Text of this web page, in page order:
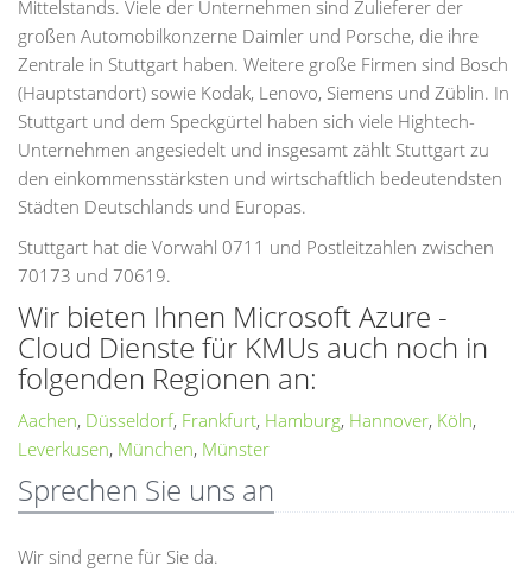
Mittelstands. Viele der Unternehmen sind Zulieferer der
großen Automobilkonzerne Daimler und Porsche, die ihre
Zentrale in Stuttgart haben. Weitere große Firmen sind Bosch
(Hauptstandort) sowie Kodak, Lenovo, Siemens und Züblin. In
Stuttgart und dem Speckgürtel haben sich viele Hightech-
Unternehmen angesiedelt und insgesamt zählt Stuttgart zu
den einkommensstärksten und wirtschaftlich bedeutendsten
Städten Deutschlands und Europas.
Stuttgart hat die Vorwahl 0711 und Postleitzahlen zwischen
70173 und 70619.
Wir bieten Ihnen Microsoft Azure -
Cloud Dienste für KMUs auch noch in
folgenden Regionen an:
Aachen, Düsseldorf, Frankfurt, Hamburg, Hannover, Köln,
Leverkusen, München, Münster
Sprechen Sie uns an
Wir sind gerne für Sie da.